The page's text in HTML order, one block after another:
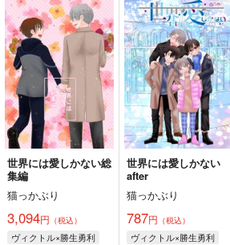
世界には愛しかない総
集編
猫っかぶり
3,094円 （税込）
ヴィクトル×勝生勇利
世界には愛しかない
after
猫っかぶり
787円 （税込）
ヴィクトル×勝生勇利